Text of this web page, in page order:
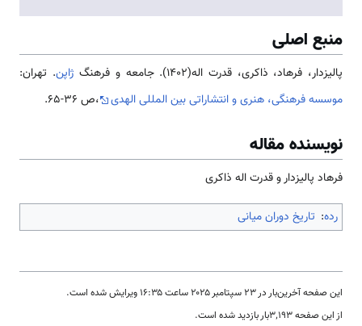
منبع اصلی
پالیزدار، فرهاد، ذاکری، قدرت اله(1402). جامعه و فرهنگ ژاپن. تهران:
موسسه فرهنگی، هنری و انتشاراتی بین المللی الهدی
،ص 36-65.
نویسنده مقاله
فرهاد پالیزدار و قدرت اله ذاکری
رده: تاریخ دوران میانی
این صفحه آخرین‌بار در ‏۲۳ سپتامبر ۲۰۲۵ ساعت ‏۱۶:۳۵ ویرایش شده است.
از این صفحه ۳٬۱۹۳بار بازدید شده است.